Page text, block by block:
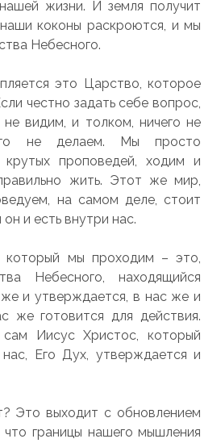
жизни. И земля получит
коконы раскроются, и мы
Небесного.
это Царство, которое
честно задать себе вопрос,
видим, и толком, ничего не
не делаем. Мы просто
крутых проповедей, ходим и
жить. Этот же мир,
на самом деле, стоит
и есть внутри нас.
который мы проходим – это,
Небесного, находящийся
и утверждается, в нас же и
же готовится для действия.
Иисус Христос, который
Его Дух, утверждается и
Это выходит с обновлением
границы нашего мышления